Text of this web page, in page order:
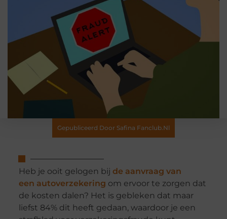
Gepubliceerd Door Safina Fanclub.nl
Heb je ooit gelogen bij de aanvraag van
een autoverzekering om ervoor te zorgen dat
de kosten dalen? Het is gebleken dat maar
liefst 84% dit heeft gedaan, waardoor je een